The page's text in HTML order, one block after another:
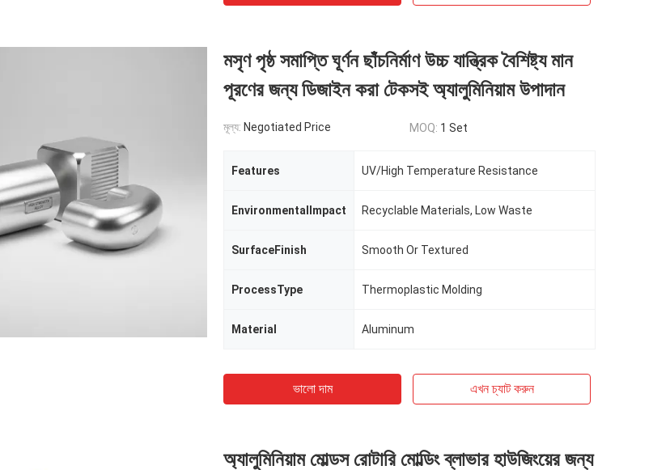
মসৃণ পৃষ্ঠ সমাপ্তি ঘূর্ণন ছাঁচনির্মাণ উচ্চ যান্ত্রিক বৈশিষ্ট্য মান
পূরণের জন্য ডিজাইন করা টেকসই অ্যালুমিনিয়াম উপাদান
মূল্য: Negotiated Price MOQ: 1 Set
Features UV/High Temperature Resistance
EnvironmentalImpact Recyclable Materials, Low Waste
SurfaceFinish Smooth Or Textured
ProcessType Thermoplastic Molding
Material Aluminum
ভালো দাম এখন চ্যাট করুন
অ্যালুমিনিয়াম মোল্ডস রোটারি মোল্ডিং ব্লাভার হাউজিংয়ের জন্য